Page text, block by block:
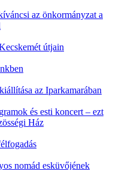
az önkormányzat a
útjain
az Iparkamarában
és esti koncert – ezt
Ház
nomád esküvőjének